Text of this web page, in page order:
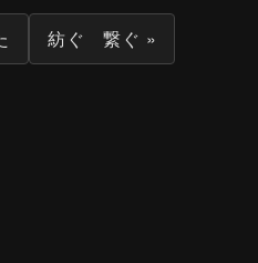
紡ぐ 繋ぐ »